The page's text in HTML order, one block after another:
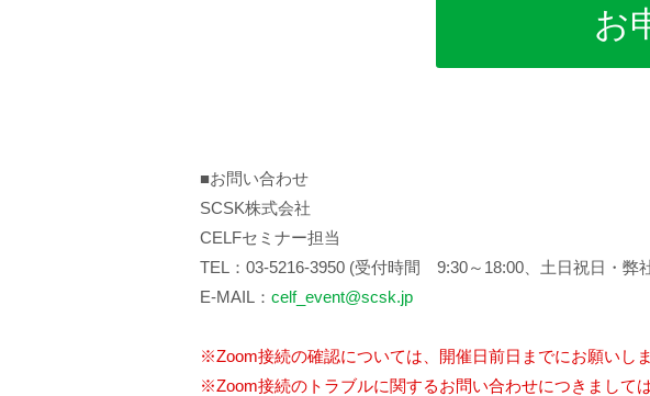
お
■お問い合わせ
SCSK株式会社
CELFセミナー担当
TEL：03-5216-3950 (受付時間 9:30～18:00、土日祝日・弊
E-MAIL： celf_event@scsk.jp
※Zoom接続の確認については、開催日前日までにお願いしま
※Zoom接続のトラブルに関するお問い合わせにつきまして